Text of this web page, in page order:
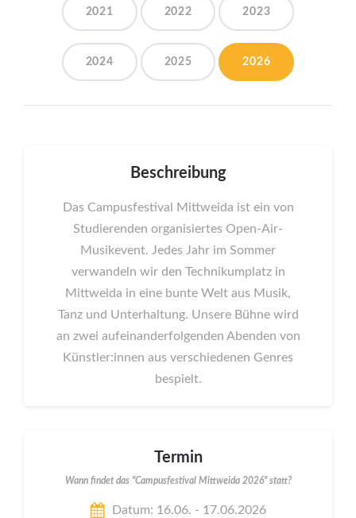
2021 2022 2023
2024 2025 2026
Beschreibung
Das Campusfestival Mittweida ist ein von
Studierenden organisiertes Open-Air-
Musikevent. Jedes Jahr im Sommer
verwandeln wir den Technikumplatz in
Mittweida in eine bunte Welt aus Musik,
Tanz und Unterhaltung. Unsere Bühne wird
an zwei aufeinanderfolgenden Abenden von
Künstler:innen aus verschiedenen Genres
bespielt.
Termin
Wann findet das "Campusfestival Mittweida 2026" statt?
Datum: 16.06. - 17.06.2026